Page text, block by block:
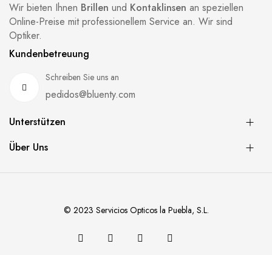
Wir bieten Ihnen Brillen und Kontaklinsen an speziellen
Online-Preise mit professionellem Service an. Wir sind
Optiker.
Kundenbetreuung
Schreiben Sie uns an
pedidos@bluenty.com
Unterstützen
Über Uns
© 2023 Servicios Opticos la Puebla, S.L.